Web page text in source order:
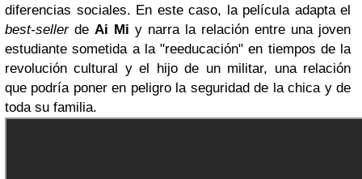
diferencias sociales. En este caso, la película adapta el
best-sellerde Ai Mi y narra la relación entre una joven
estudiante sometida a la "reeducación" en tiempos de la
revolución cultural y el hijo de un militar, una relación
que podría poner en peligro la seguridad de la chica y de
toda su familia.